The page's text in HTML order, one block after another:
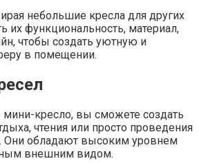
небольшие кресла для других
их функциональность, материал,
чтобы создать уютную и
в помещении.
кресло, вы сможете создать
чтения или просто проведения
Они обладают высоким уровнем
внешним видом.